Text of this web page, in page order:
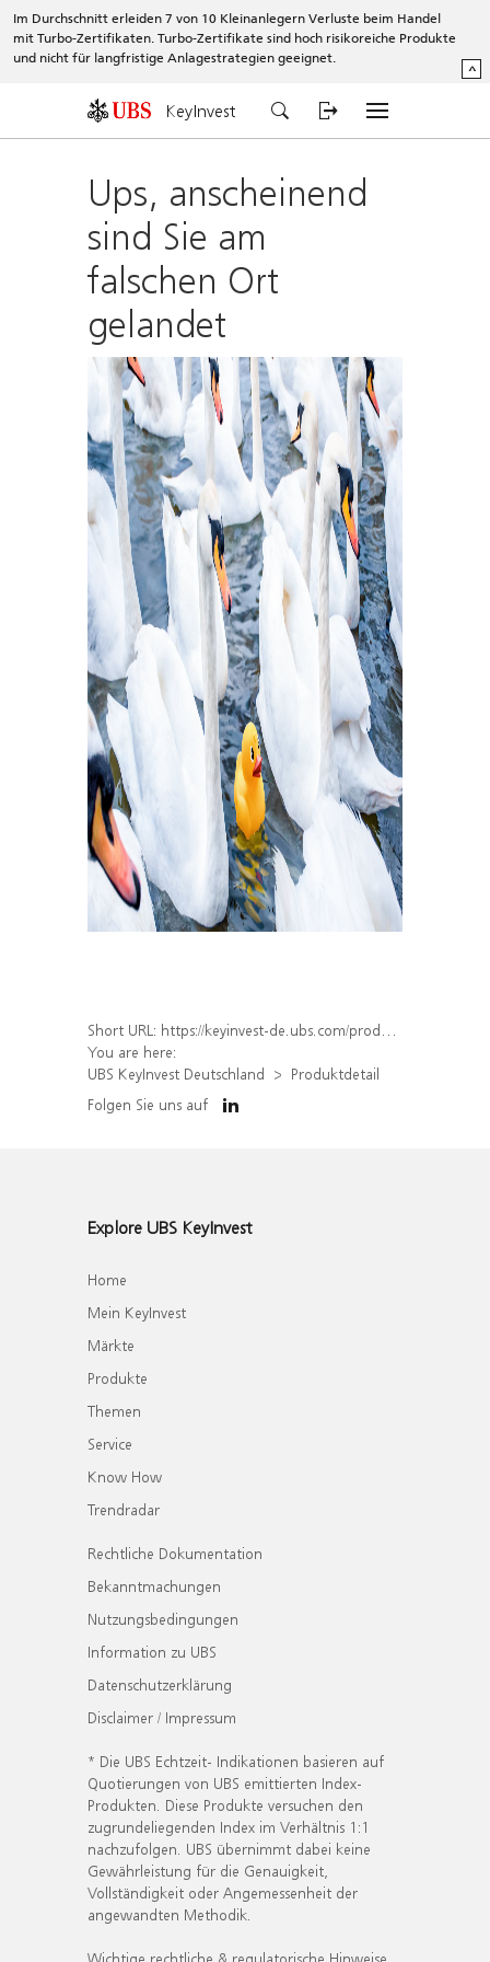
Im Durchschnitt erleiden 7 von 10 Kleinanlegern Verluste beim Handel
mit Turbo-Zertifikaten. Turbo-Zertifikate sind hoch risikoreiche Produkte
und nicht für langfristige Anlagestrategien geeignet.
^
KeyInvest
Ups, anscheinend
sind Sie am
falschen Ort
gelandet
Short URL: https://keyinvest-de.ubs.com/produkt/detail/index/isin/DE000WA8K3M7
You are here:
UBS KeyInvest Deutschland
Produktdetail
Folgen Sie uns auf
Explore UBS KeyInvest
Home
Mein KeyInvest
Märkte
Produkte
Themen
Service
Know How
Trendradar
Rechtliche Dokumentation
Bekanntmachungen
Nutzungsbedingungen
Information zu UBS
Datenschutzerklärung
Disclaimer / Impressum
* Die UBS Echtzeit- Indikationen basieren auf
Quotierungen von UBS emittierten Index-
Produkten. Diese Produkte versuchen den
zugrundeliegenden Index im Verhältnis 1:1
nachzufolgen. UBS übernimmt dabei keine
Gewährleistung für die Genauigkeit,
Vollständigkeit oder Angemessenheit der
angewandten Methodik.